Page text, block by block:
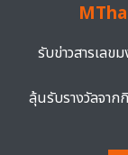
รับข่าวสารเลข
ลุ้นรับรางวัลจาก